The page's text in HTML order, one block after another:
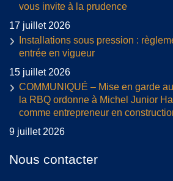
vous invite à la prudence
17 juillet 2026
Installations sous pression :
entrée en vigueur
15 juillet 2026
COMMUNIQUÉ – Mise en garde
la RBQ ordonne à Michel Junior
comme entrepreneur en
9 juillet 2026
Nous contacter